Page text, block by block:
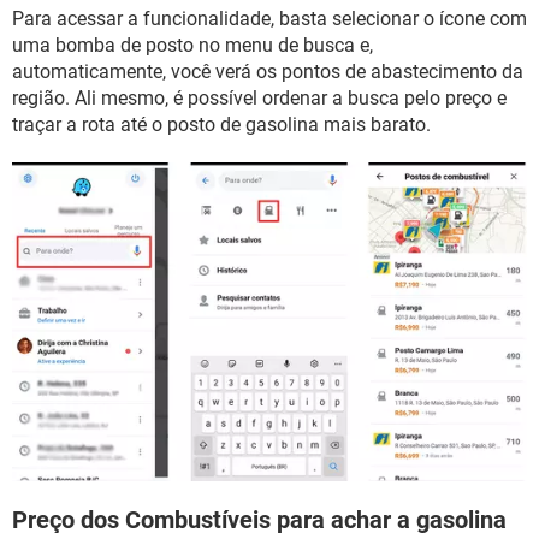
Para acessar a funcionalidade, basta selecionar o ícone com
uma bomba de posto no menu de busca e,
automaticamente, você verá os pontos de abastecimento da
região. Ali mesmo, é possível ordenar a busca pelo preço e
traçar a rota até o posto de gasolina mais barato.
Preço dos Combustíveis para achar a gasolina